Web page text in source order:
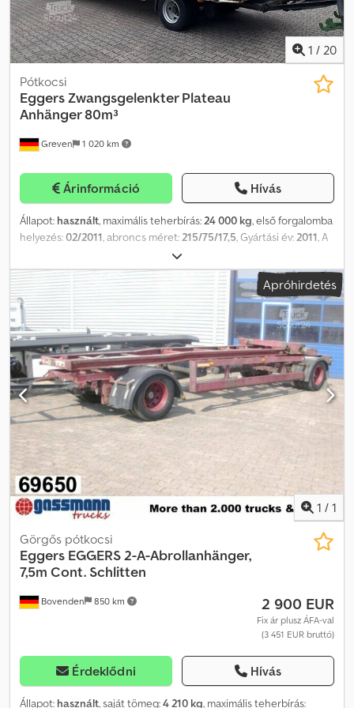
1 / 20
Greven 1 020 km
Pótkocsi
EggersZwangsgelenkter Plateau
Anhänger 80m³
Árinformáció Hívás
Állapot: használt, maximális teherbírás:24 000 kg, első forgalomba
helyezés:02/2011, abroncs méret:215/75/17,5, Gyártási év:2011, A
megtekintéshez kérjük, előzetesen egyeztessen időpontot! Belső
szám: 8001 Különlegesség: Kényszerített kormánymozgás
Felfüggesztés: • 1. tengely: Légrugós • 2. tengely: Légrugós • 3.
tengely: Légrugós Fék: • 1. tengely: Dobfék Crjdpfx Aozla A Hjagjf •
2. tengely: Dobfék, rugós tárolóval • 3. tengely: Dobfék, rugós
tárolóval Gumiabroncs: • 1. tengely: Páros gumiabroncs • 2. tengely:
Páros gumiabroncs • 3. tengely: Páros gumiabroncs •
Gumiabroncs méret: 215/75/17,5 • Profilmélység (%-ban): 50 % •
Felni típusa: Acél További felszereltség: • Üres súly: 9300 kg •
Rakodóképesség: 14700 kg • Rakfelület: 25,74 m² • Rakodótérfogat:
80 m³ • ABS • EBS • Tengelyek száma: 3 • Tengelygyártó: BPW
Rakodótér belső méretei (kb.): • Hossz: 10.328 mm • Szélesség:
2.492 mm • Magasság: 3.106 mm A köztes értékesítés, nyomtatási
és elírási hibák fenntartva.
Apróhirdetés
1 / 1
Bovenden 850 km
Görgős pótkocsi
Eggers EGGERS 2-A-Abrollanhänger,
7,5m Cont. Schlitten
2 900 EUR
Fix ár plusz ÁFA-val
(3 451 EUR bruttó)
Érdeklődni Hívás
Állapot: használt, saját tömeg:4 210 kg, maximális teherbírás: